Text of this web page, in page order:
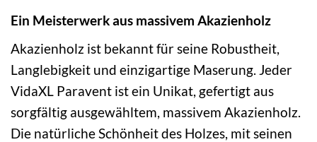
Ein Meisterwerk aus massivem Akazienholz
Akazienholz ist bekannt für seine Robustheit,
Langlebigkeit und einzigartige Maserung. Jeder
VidaXL Paravent ist ein Unikat, gefertigt aus
sorgfältig ausgewähltem, massivem Akazienholz.
Die natürliche Schönheit des Holzes, mit seinen